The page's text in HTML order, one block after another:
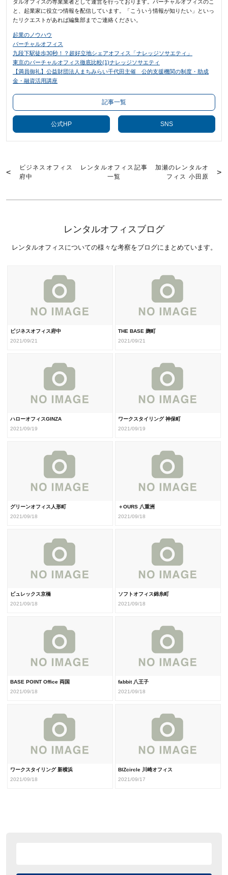
タルオフィスの専業業者として運営を行っております。バーチャルオフィスのこ
と、起業家に役立つ情報を配信しています。「こういう情報が知りたい」といっ
たリクエストがあれば編集部までご連絡ください。
起業のノウハウ
バーチャルオフィス
九段下駅徒歩30秒！？超好立地シェアオフィス「ナレッジソサエティ」
東京のバーチャルオフィス徹底比較(1)ナレッジソサエティ
【満員御礼】公益財団法人まちみらい千代田主催 公的支援機関の制度・助成
金・融資活用講座
記事一覧
公式HP SNS
ビジネスオフィス
府中
レンタルオフィス記事
一覧
加瀬のレンタルオ
フィス 小田原
レンタルオフィスブログ
レンタルオフィスについての様々な考察をブログにまとめています。
ビジネスオフィス府中
2021/09/21
THE BASE 麹町
2021/09/21
ハローオフィスGINZA
2021/09/19
ワークスタイリング 神保町
2021/09/19
グリーンオフィス人形町
2021/09/18
＋OURS 八重洲
2021/09/18
ビュレックス京橋
2021/09/18
ソフトオフィス錦糸町
2021/09/18
BASE POINT Office 両国
2021/09/18
fabbit 八王子
2021/09/18
ワークスタイリング 新横浜
2021/09/18
BIZcircle 川崎オフィス
2021/09/17